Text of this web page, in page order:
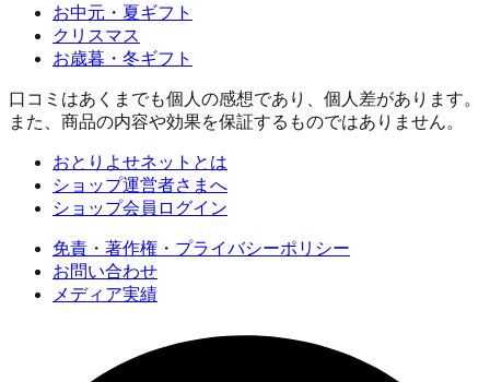
お中元・夏ギフト
クリスマス
お歳暮・冬ギフト
口コミはあくまでも個人の感想であり、個人差があります。
また、商品の内容や効果を保証するものではありません。
おとりよせネットとは
ショップ運営者さまへ
ショップ会員ログイン
免責・著作権・プライバシーポリシー
お問い合わせ
メディア実績